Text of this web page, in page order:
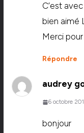
C’est
bien aimé
Merci
Répondre
audrey
6 octobre
bonjour